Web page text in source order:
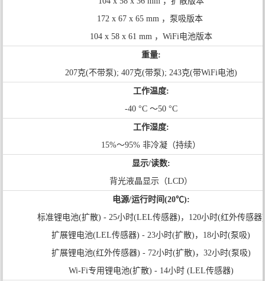
172 x 67 x 65 mm ，泵吸版本
104 x 58 x 61 mm ，WiFi电池版本
重量:
207克(不带泵); 407克(带泵); 243克(带WiFi电池)
工作温度:
-40 °C ～50 °C
工作湿度:
15%～95% 非冷凝（持续）
显示/读数:
背光液晶显示（LCD）
电源/运行时间(20℃):
标准锂电池(扩散) - 25小时(LEL传感器)，120小时(红外传感器)
扩展锂电池(LEL传感器) - 23小时(扩散)，18小时(泵吸)
扩展锂电池(红外传感器) - 72小时(扩散)，32小时(泵吸)
Wi-Fi专用锂电池(扩散) - 14小时 (LEL传感器)